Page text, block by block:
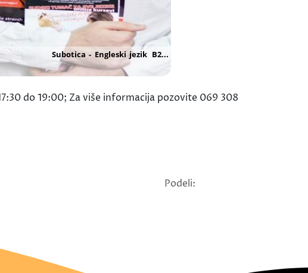
do 19:00; Za više informacija pozovite 069 308
Podeli: